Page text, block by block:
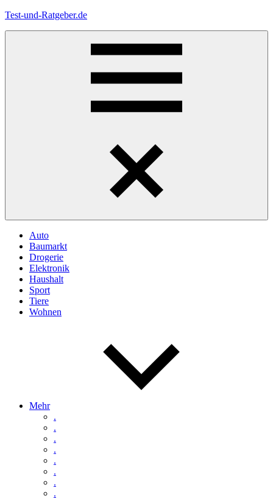
Zum
Test-und-Ratgeber.de
Auto
Baumarkt
Drogerie
Elektronik
Haushalt
Sport
Tiere
Wohnen
Mehr
.
.
.
.
.
.
.
.